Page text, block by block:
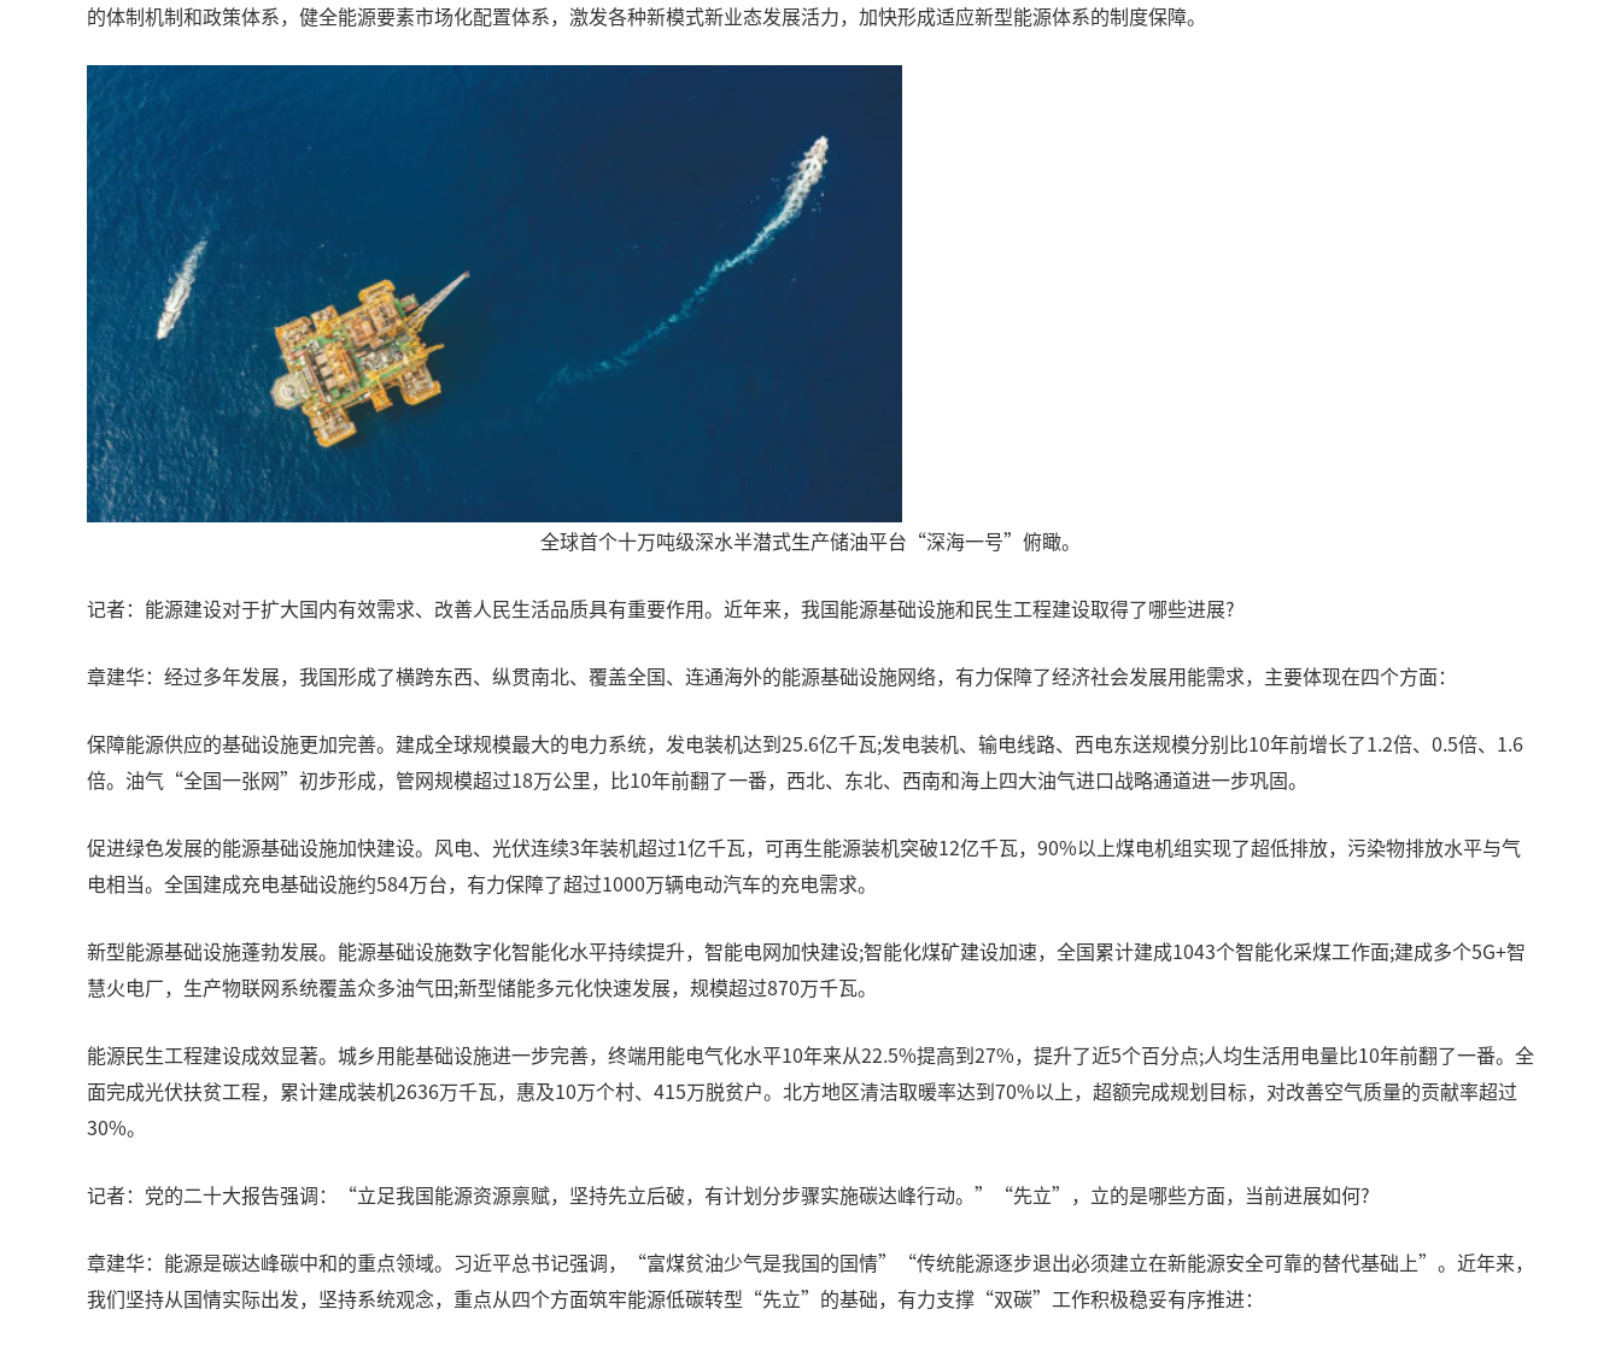
的体制机制和政策体系，健全能源要素市场化配置体系，激发各种新模式新业态发展活力，加快形成适应新型能源体系的制度保障。
全球首个十万吨级深水半潜式生产储油平台“深海一号”俯瞰。
记者：能源建设对于扩大国内有效需求、改善人民生活品质具有重要作用。近年来，我国能源基础设施和民生工程建设取得了哪些进展?
章建华：经过多年发展，我国形成了横跨东西、纵贯南北、覆盖全国、连通海外的能源基础设施网络，有力保障了经济社会发展用能需求，主要体现在四个方面：
保障能源供应的基础设施更加完善。建成全球规模最大的电力系统，发电装机达到25.6亿千瓦;发电装机、输电线路、西电东送规模分别比10年前增长了1.2倍、0.5倍、1.6
倍。油气“全国一张网”初步形成，管网规模超过18万公里，比10年前翻了一番，西北、东北、西南和海上四大油气进口战略通道进一步巩固。
促进绿色发展的能源基础设施加快建设。风电、光伏连续3年装机超过1亿千瓦，可再生能源装机突破12亿千瓦，90%以上煤电机组实现了超低排放，污染物排放水平与气
电相当。全国建成充电基础设施约584万台，有力保障了超过1000万辆电动汽车的充电需求。
新型能源基础设施蓬勃发展。能源基础设施数字化智能化水平持续提升，智能电网加快建设;智能化煤矿建设加速，全国累计建成1043个智能化采煤工作面;建成多个5G+智
慧火电厂，生产物联网系统覆盖众多油气田;新型储能多元化快速发展，规模超过870万千瓦。
能源民生工程建设成效显著。城乡用能基础设施进一步完善，终端用能电气化水平10年来从22.5%提高到27%，提升了近5个百分点;人均生活用电量比10年前翻了一番。全
面完成光伏扶贫工程，累计建成装机2636万千瓦，惠及10万个村、415万脱贫户。北方地区清洁取暖率达到70%以上，超额完成规划目标，对改善空气质量的贡献率超过
30%。
记者：党的二十大报告强调：“立足我国能源资源禀赋，坚持先立后破，有计划分步骤实施碳达峰行动。”“先立”，立的是哪些方面，当前进展如何?
章建华：能源是碳达峰碳中和的重点领域。习近平总书记强调，“富煤贫油少气是我国的国情”“传统能源逐步退出必须建立在新能源安全可靠的替代基础上”。近年来，
我们坚持从国情实际出发，坚持系统观念，重点从四个方面筑牢能源低碳转型“先立”的基础，有力支撑“双碳”工作积极稳妥有序推进：